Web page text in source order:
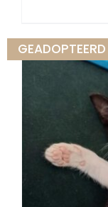
GEADOPTEERD